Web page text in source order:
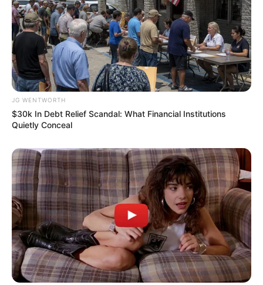
The Bodyguard's Hidden Bloopers Revealed
BRAINBERRIES
JG WENTWORTH
$30k In Debt Relief Scandal: What Financial Institutions
Quietly Conceal